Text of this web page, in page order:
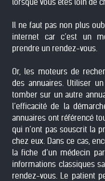
lorsque vous êtes loin de
Il ne faut pas non plus
internet car c’est un
prendre un rendez-vous.
Or, les moteurs de
des annuaires. Utiliser
tomber sur un autre
l’efficacité de la
annuaires ont référencé
qui n’ont pas souscrit la
chez eux. Dans ce cas,
la fiche d’un médecin
informations classiques
rendez-vous. Le patient